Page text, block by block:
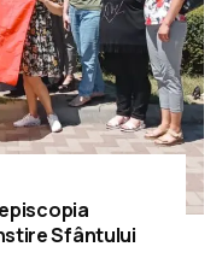
Sfântului